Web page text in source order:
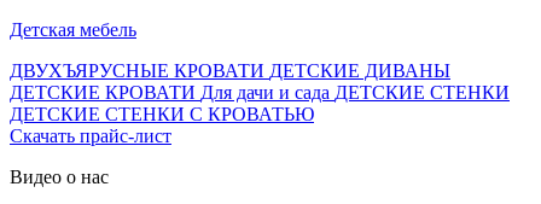
Детская мебель
ДВУХЪЯРУСНЫЕ КРОВАТИ ДЕТСКИЕ ДИВАНЫ
ДЕТСКИЕ КРОВАТИ Для дачи и сада ДЕТСКИЕ СТЕНКИ
ДЕТСКИЕ СТЕНКИ С КРОВАТЬЮ
Скачать прайс-лист
Видео о нас